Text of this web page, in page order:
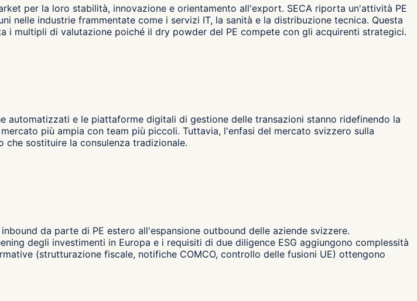
per la loro stabilità, innovazione e orientamento all'export. SECA riporta un'attività PE
industrie frammentate come i servizi IT, la sanità e la distribuzione tecnica. Questa
i multipli di valutazione poiché il dry powder del PE compete con gli acquirenti strategici.
e le piattaforme digitali di gestione delle transazioni stanno ridefinendo la
più ampia con team più piccoli. Tuttavia, l'enfasi del mercato svizzero sulla
sostituire la consulenza tradizionale.
da parte di PE estero all'espansione outbound delle aziende svizzere.
degli investimenti in Europa e i requisiti di due diligence ESG aggiungono complessità
(strutturazione fiscale, notifiche COMCO, controllo delle fusioni UE) ottengono